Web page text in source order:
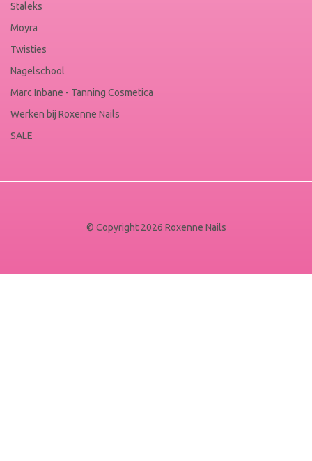
Staleks
Moyra
Twisties
Nagelschool
Marc Inbane - Tanning Cosmetica
Werken bij Roxenne Nails
SALE
© Copyright 2026 Roxenne Nails